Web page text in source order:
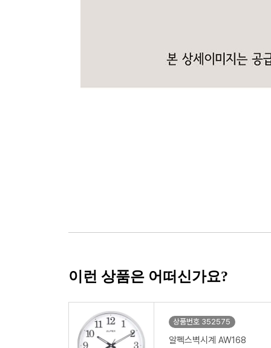
이런 상품은 어떠신가요?
상품번호 352575
알펙스벽시계 AW168